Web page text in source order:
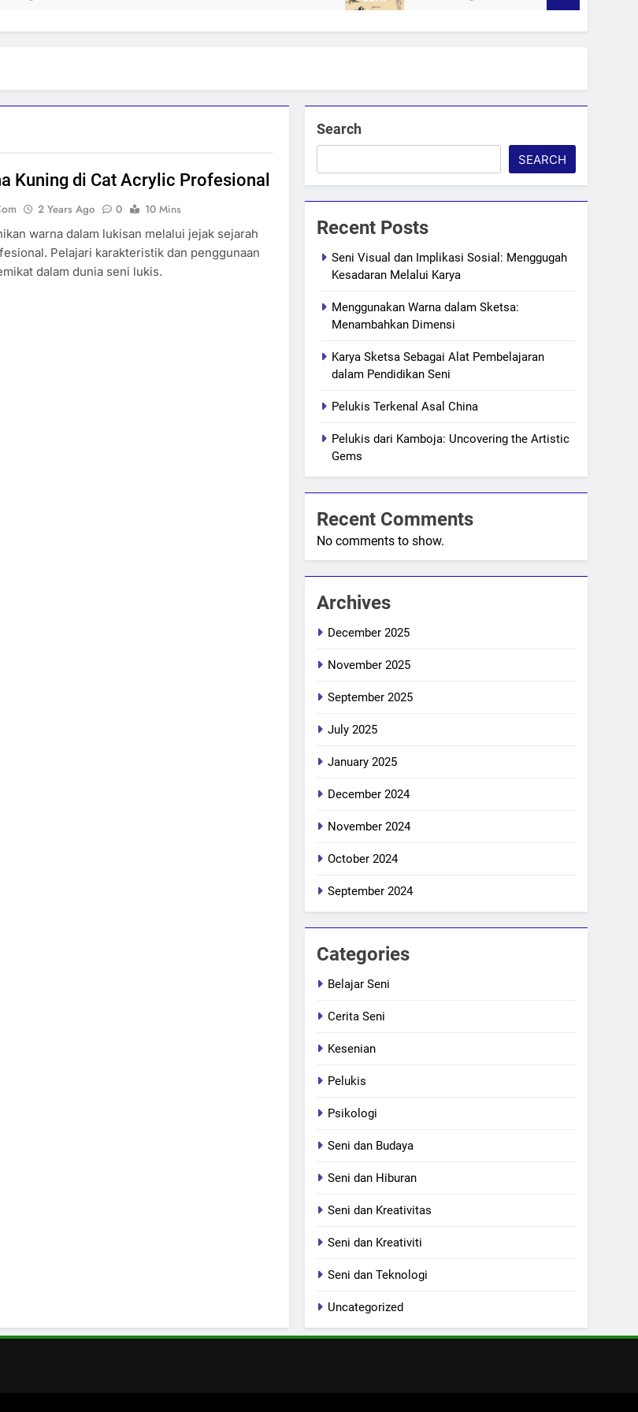
Kuning di Cat Acrylic Profesional
2 Years Ago 0
10 Mins
warna dalam lukisan melalui jejak sejarah
Pelajari karakteristik dan penggunaan
dalam dunia seni lukis.
Search
SEARCH
Recent Posts
Seni Visual dan Implikasi Sosial: Menggugah
Kesadaran Melalui Karya
Menggunakan Warna dalam Sketsa:
Menambahkan Dimensi
Karya Sketsa Sebagai Alat Pembelajaran
dalam Pendidikan Seni
Pelukis Terkenal Asal China
Pelukis dari Kamboja: Uncovering the Artistic
Gems
Recent Comments
No comments to show.
Archives
December 2025
November 2025
September 2025
July 2025
January 2025
December 2024
November 2024
October 2024
September 2024
Categories
Belajar Seni
Cerita Seni
Kesenian
Pelukis
Psikologi
Seni dan Budaya
Seni dan Hiburan
Seni dan Kreativitas
Seni dan Kreativiti
Seni dan Teknologi
Uncategorized